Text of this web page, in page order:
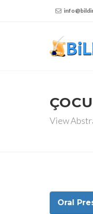
View
Oral